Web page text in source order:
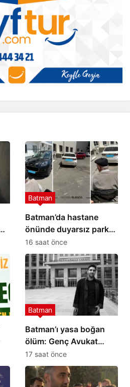
Batman’da hastane
önünde duyarsız park
tepki çekti
Batman
16 saat önce
Batman’ı yasa boğan
ölüm: Genç Avukat
Emrah Yeni hayatını
kaybetti
Batman
17 saat önce